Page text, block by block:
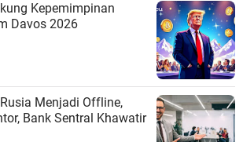
Kepemimpinan
Davos 2026
Menjadi Offline,
Bank Sentral Khawatir